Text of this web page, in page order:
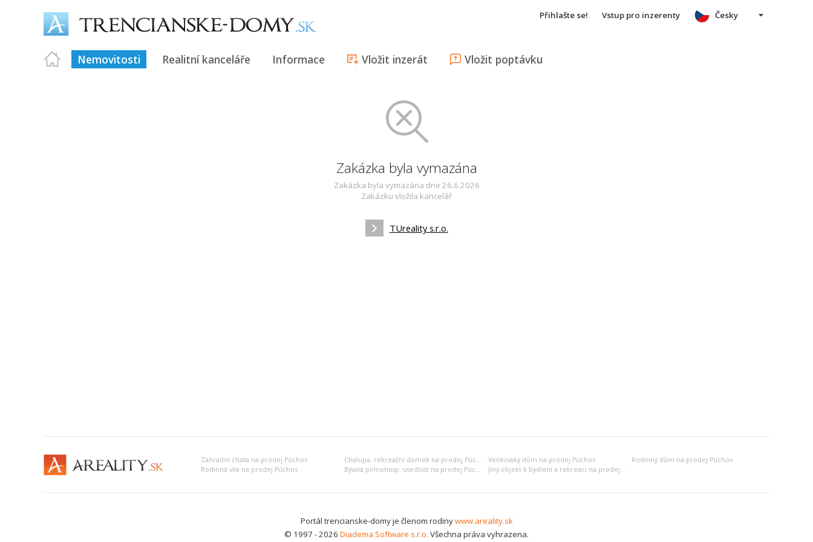
Přihlašte se! Vstup pro inzerenty
Nemovitosti Realitní kanceláře Informace Vložit inzerát Vložit poptávku
Česky
Zakázka byla vymazána
Zakázka byla vymazána dne 26.6.2026
Zakázku vložila kancelář
TUreality s.r.o.
Zahradní chata na prodej Púchov Chalupa, rekreační domek na prodej Púchov Venkovský dům na prodej Púchov
Rodinný dům na prodej Púchov
Rodinná vila na prodej Púchov
Bývalá polnohosp. usedlost na prodej Púchov Jiný objekt k bydlení a rekreaci na prodej Púchov
Portál trencianske-domy je členom rodinywww.areality.sk
© 1997 - 2026 Diadema Software s.r.o. Všechna práva vyhrazena.